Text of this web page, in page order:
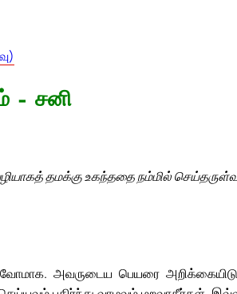
– சனி
தமக்கு உகந்ததை நம்மில்
அவருடைய பெயரை